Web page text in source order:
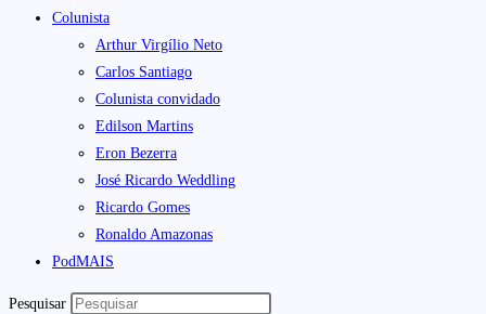
Colunista
Arthur Virgílio Neto
Carlos Santiago
Colunista convidado
Edilson Martins
Eron Bezerra
José Ricardo Weddling
Ricardo Gomes
Ronaldo Amazonas
PodMAIS
Pesquisar